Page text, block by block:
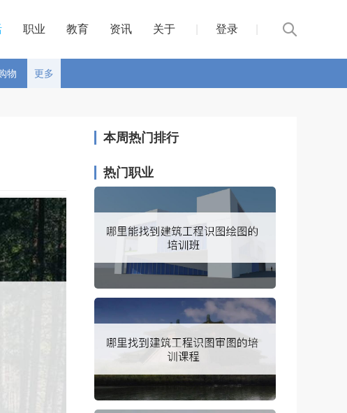
职业 教育 资讯 关于 登录
物 更多
本周热门排行
热门职业